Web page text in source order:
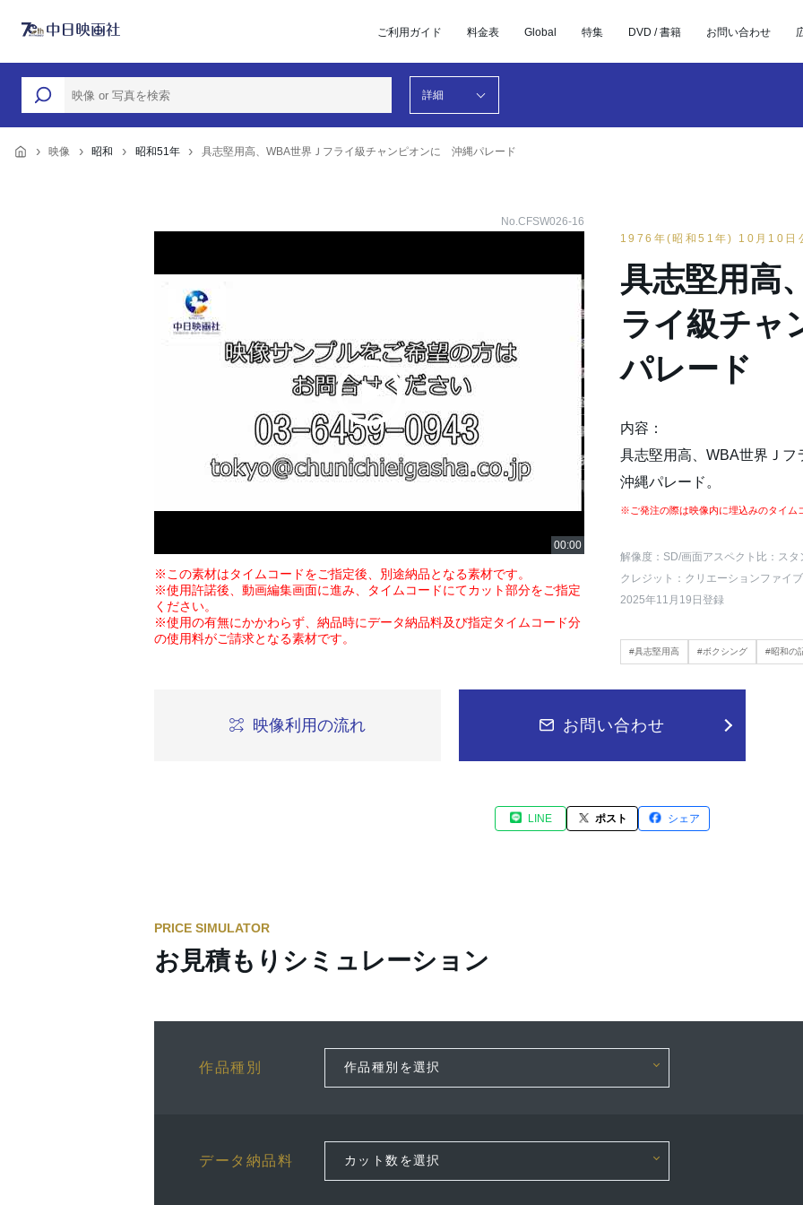
ご利用ガイド 料金表 Global 特集 DVD / 書籍 お問い合わせ
詳細
映像 昭和 昭和51年 具志堅用高、WBA世界Ｊフライ級チャンピオンに 沖縄パレード
No.CFSW026-16
※この素材はタイムコードをご指定後、別途納品となる素材です。
※使用許諾後、動画編集画面に進み、タイムコードにてカット部分をご指定
ください。
※使用の有無にかかわらず、納品時にデータ納品料及び指定タイムコード分
の使用料がご請求となる素材です。
1976年(昭和51年) 10月10日
具志堅用高
ライ級チ
パレード
内容：
具志堅用高、WBA世界Ｊフ
沖縄パレード。
※ご発注の際は映像内に埋込みのタイム
解像度：SD/画面アスペクト比：スタ
クレジット：クリエーションファイ
2025年11月19日登録
#具志堅用高 #ボクシング #昭和の
映像利用の流れ お問い合わせ
LINE ポスト シェア
PRICE SIMULATOR
お見積もりシミュレーション
作品種別
データ納品料